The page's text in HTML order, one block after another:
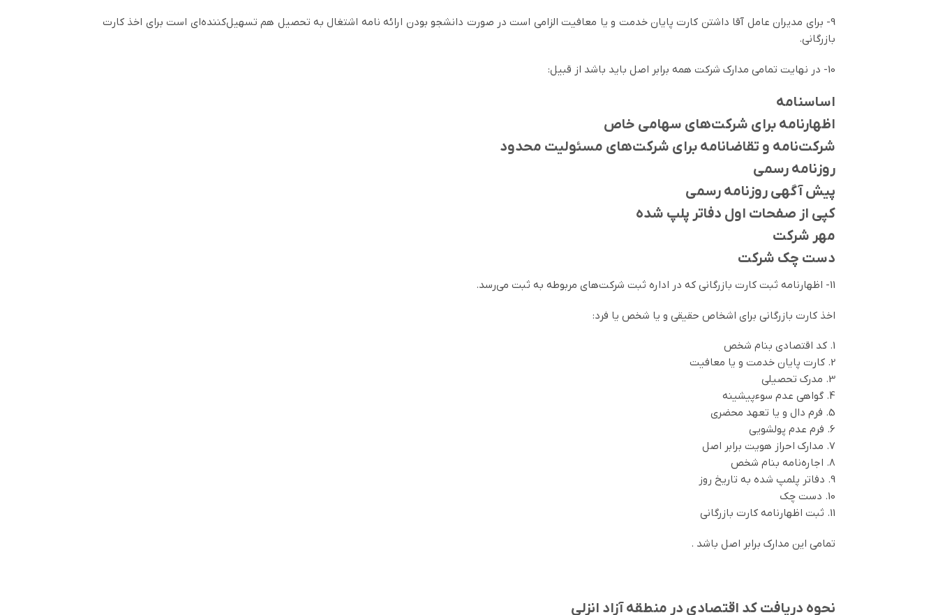
9- برای مدیران عامل آقا داشتن کارت پایان خدمت و یا معافیت الزامی است در صورت دانشجو بودن ارائه نامه اشتغال به تحصیل هم تسهیل‌کننده‌ای است برای اخذ کارت
بازرگانی.
10- در نهایت تمامی مدارک شرکت همه برابر اصل باید باشد از قبیل:
اساسنامه
اظهارنامه برای شرکت‌های سهامی خاص
شرکت‌نامه و تقاضانامه برای شرکت‌های مسئولیت محدود
روزنامه رسمی
پیش آگهی روزنامه رسمی
کپی از صفحات اول دفاتر پلپ شده
مهر شرکت
دست چک شرکت
11- اظهارنامه ثبت کارت بازرگانی که در اداره ثبت شرکت‌های مربوطه به ثبت می‌رسد.
اخذ کارت بازرگانی برای اشخاص حقیقی و یا شخص یا فرد:
1. کد اقتصادی بنام شخص
2. کارت پایان خدمت و یا معافیت
3. مدرک تحصیلی
4. گواهی عدم سوءپیشینه
5. فرم دال و یا تعهد محضری
6. فرم عدم پولشویی
7. مدارک احراز هویت برابر اصل
8. اجاره‌نامه بنام شخص
9. دفاتر پلمپ شده به تاریخ روز
10. دست چک
11. ثبت اظهارنامه کارت بازرگانی
تمامی این مدارک برابر اصل باشد .
نحوه دریافت کد اقتصادی در منطقه آزاد انزلی